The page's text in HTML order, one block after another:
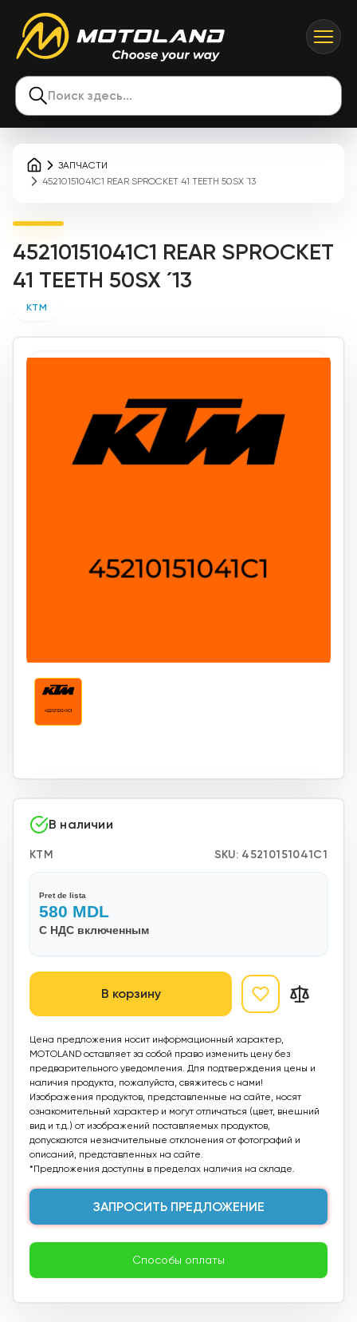
Поиск здесь...
ЗАПЧАСТИ
45210151041C1 REAR SPROCKET 41 TEETH 50SX ´13
45210151041C1 REAR SPROCKET
41 TEETH 50SX ´13
KTM
В наличии
KTM SKU: 45210151041C1
Pret de lista
580 MDL
С НДС включенным
В корзину
Цена предложения носит информационный характер,
MOTOLAND оставляет за собой право изменить цену без
предварительного уведомления. Для подтверждения цены и
наличия продукта, пожалуйста, свяжитесь с нами!
Изображения продуктов, представленные на сайте, носят
ознакомительный характер и могут отличаться (цвет, внешний
вид и т.д.) от изображений поставляемых продуктов,
допускаются незначительные отклонения от фотографий и
описаний, представленных на сайте.
*Предложения доступны в пределах наличия на складе.
ЗАПРОСИТЬ ПРЕДЛОЖЕНИЕ
Способы оплаты